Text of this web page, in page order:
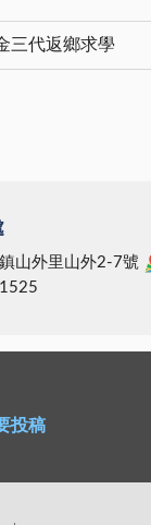
三代返鄉求學
山外里山外2-7號
投稿